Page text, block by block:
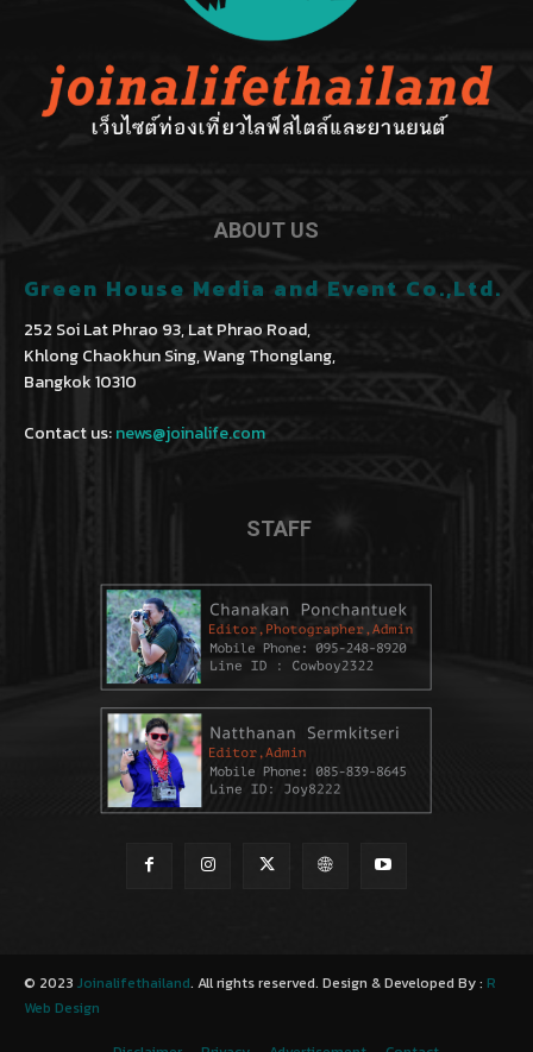
ABOUT US
Green House Media and Event Co.,Ltd.
252 Soi Lat Phrao 93, Lat Phrao Road,
Khlong Chaokhun Sing, Wang Thonglang,
Bangkok 10310
Contact us:news@joinalife.com
STAFF
© 2023 Joinalifethailand. All rights reserved. Design & Developed By : R
Web Design